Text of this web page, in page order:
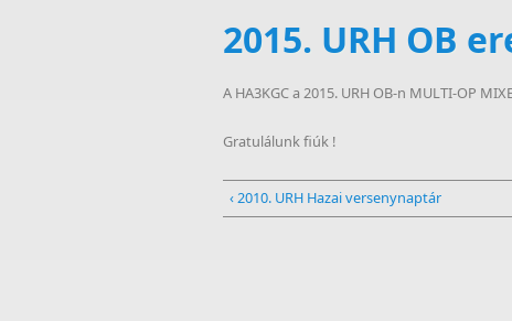
2015. URH OB
A HA3KGC a 2015. URH OB-n MULTI-OP
Gratulálunk fiúk !
‹ 2010. URH Hazai versenynaptár